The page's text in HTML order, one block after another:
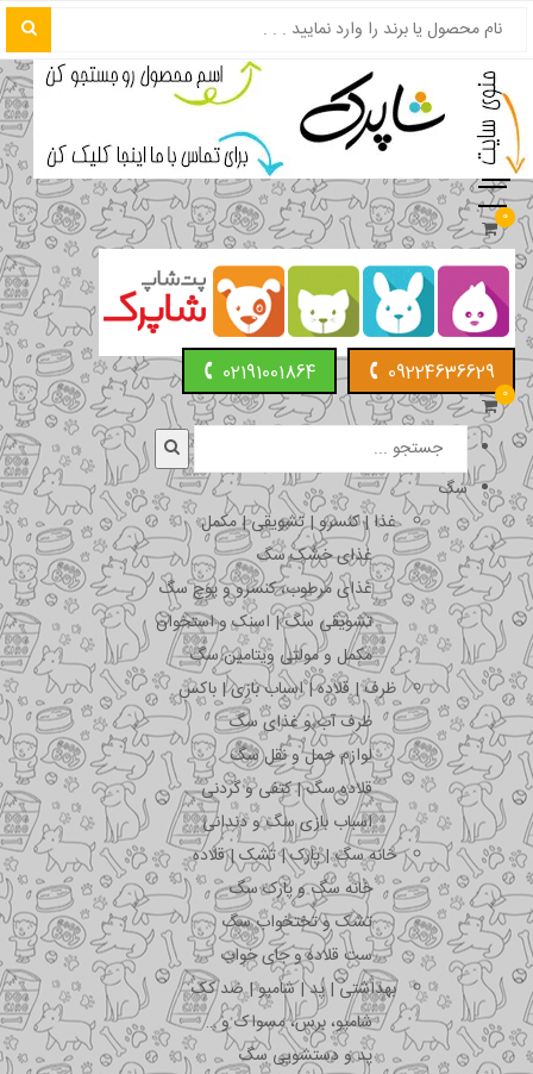
0
09224636629
02191001864
0
سگ
غذا | کنسرو | تشویقی | مکمل
غذای خشک سگ
غذای مرطوب، کنسرو و پوچ سگ
تشویقی سگ | اسنک و استخوان
مکمل و مولتی ویتامین سگ
ظرف | قلاده | اسباب بازی | باکس
ظرف آب و غذای سگ
لوازم حمل و نقل سگ
قلاده سگ | کتفی و گردنی
اسباب بازی سگ و دندانی
خانه سگ | پارک | تشک | قلاده
خانه سگ و پارک سگ
تشک و تختخواب سگ
ست قلاده و جای خواب
بهداشتی | پد | شامپو | ضد کک
شامپو، برس، مسواک و …
پد و دستشویی سگ